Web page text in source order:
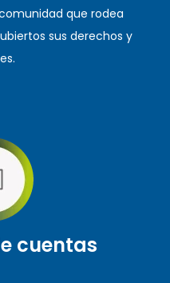
que rodea
sus derechos y
cuentas